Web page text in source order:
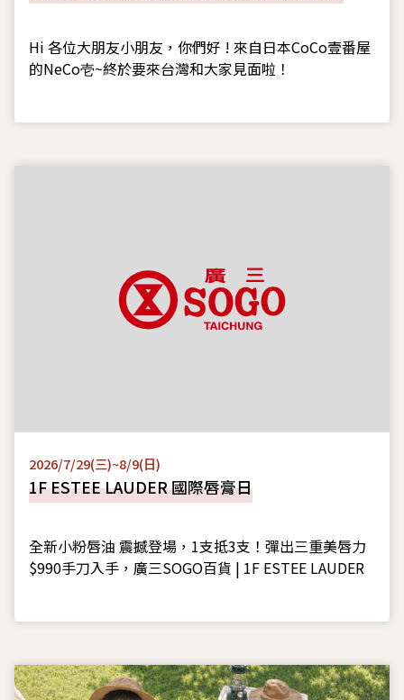
Hi 各位大朋友小朋友，你們好 ! 來自日本CoCo壹番屋
的NeCo壱~終於要來台灣和大家見面啦！
2026/7/29(三)~8/9(日)
1F ESTEE LAUDER 國際唇膏日
全新小粉唇油 震撼登場，1支抵3支！彈出三重美唇力
$990手刀入手，廣三SOGO百貨 | 1F ESTEE LAUDER